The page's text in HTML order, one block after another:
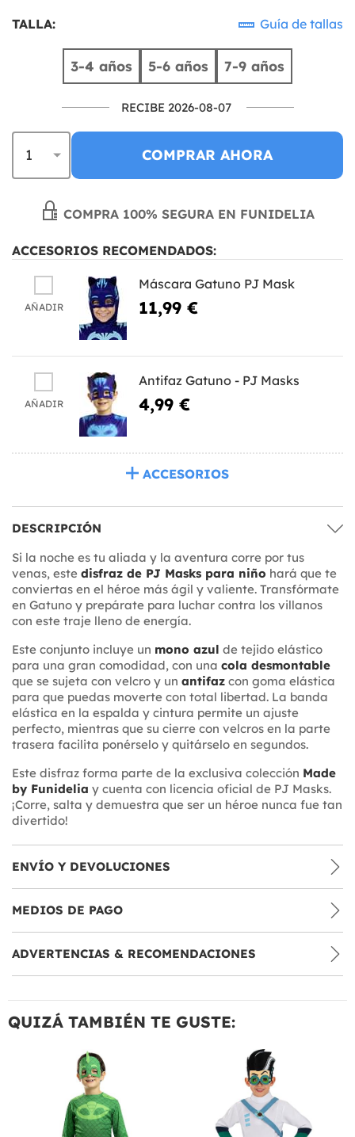
TALLA: Guía de tallas
3-4 años 5-6 años 7-9 años
RECIBE 2026-08-07
COMPRAR AHORA
COMPRA 100% SEGURA EN FUNIDELIA
ACCESORIOS RECOMENDADOS:
AÑADIR
Máscara Gatuno PJ Mask
11,99 €
AÑADIR
Antifaz Gatuno - PJ Masks
4,99 €
ACCESORIOS
DESCRIPCIÓN
Si la noche es tu aliada y la aventura corre por tus
venas, este disfraz de PJ Masks para niño hará que te
conviertas en el héroe más ágil y valiente. Transfórmate
en Gatuno y prepárate para luchar contra los villanos
con este traje lleno de energía.
Este conjunto incluye un mono azul de tejido elástico
para una gran comodidad, con una cola desmontable
que se sujeta con velcro y un antifaz con goma elástica
para que puedas moverte con total libertad. La banda
elástica en la espalda y cintura permite un ajuste
perfecto, mientras que su cierre con velcros en la parte
trasera facilita ponérselo y quitárselo en segundos.
Este disfraz forma parte de la exclusiva colección Made
by Funidelia y cuenta con licencia oficial de PJ Masks.
¡Corre, salta y demuestra que ser un héroe nunca fue tan
divertido!
ENVÍO Y DEVOLUCIONES
MEDIOS DE PAGO
ADVERTENCIAS & RECOMENDACIONES
QUIZÁ TAMBIÉN TE GUSTE: